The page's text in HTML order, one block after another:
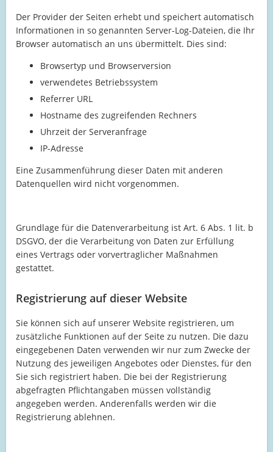
Der Provider der Seiten erhebt und speichert automatisch
Informationen in so genannten Server-Log-Dateien, die Ihr
Browser automatisch an uns übermittelt. Dies sind:
Browsertyp und Browserversion
verwendetes Betriebssystem
Referrer URL
Hostname des zugreifenden Rechners
Uhrzeit der Serveranfrage
IP-Adresse
Eine Zusammenführung dieser Daten mit anderen
Datenquellen wird nicht vorgenommen.
Grundlage für die Datenverarbeitung ist Art. 6 Abs. 1 lit. b
DSGVO, der die Verarbeitung von Daten zur Erfüllung
eines Vertrags oder vorvertraglicher Maßnahmen
gestattet.
Registrierung auf dieser Website
Sie können sich auf unserer Website registrieren, um
zusätzliche Funktionen auf der Seite zu nutzen. Die dazu
eingegebenen Daten verwenden wir nur zum Zwecke der
Nutzung des jeweiligen Angebotes oder Dienstes, für den
Sie sich registriert haben. Die bei der Registrierung
abgefragten Pflichtangaben müssen vollständig
angegeben werden. Anderenfalls werden wir die
Registrierung ablehnen.